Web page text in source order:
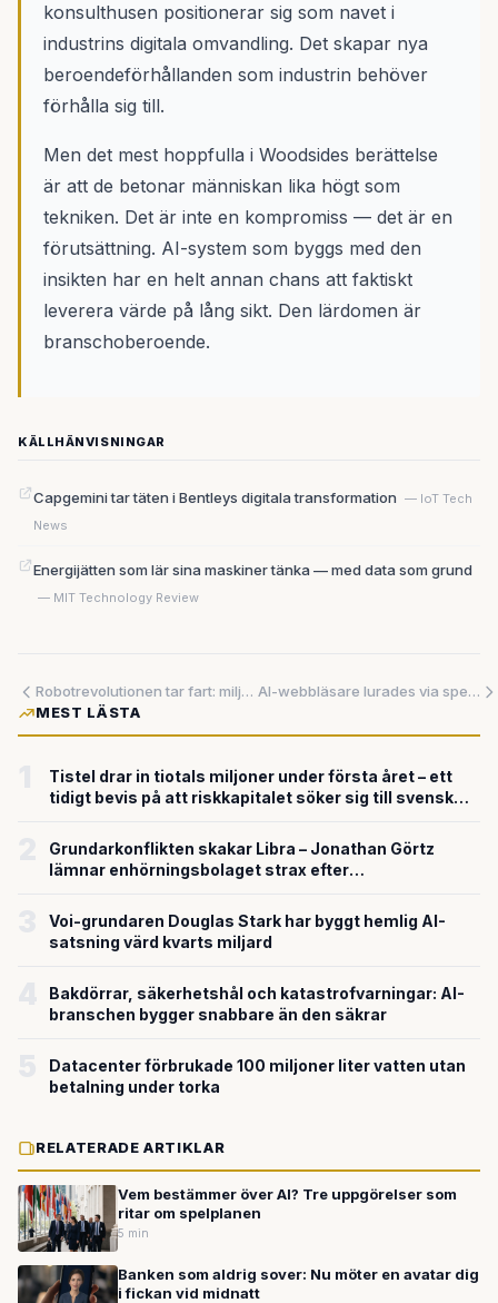
konsulthusen positionerar sig som navet i
industrins digitala omvandling. Det skapar nya
beroendeförhållanden som industrin behöver
förhålla sig till.
Men det mest hoppfulla i Woodsides berättelse
är att de betonar människan lika högt som
tekniken. Det är inte en kompromiss — det är en
förutsättning. AI-system som byggs med den
insikten har en helt annan chans att faktiskt
leverera värde på lång sikt. Den lärdomen är
branschoberoende.
KÄLLHÄNVISNINGAR
Capgemini tar täten i Bentleys digitala transformation — IoT Tech
News
Energijätten som lär sina maskiner tänka — med data som grund
— MIT Technology Review
Robotrevolutionen tar fart: miljardregnet öser ner över humanoida maskiner
AI-webbläsare lurades via spelknep – och 430 000 brandväggar hackades i 150 länder
MEST LÄSTA
Tistel drar in tiotals miljoner under första året – ett
tidigt bevis på att riskkapitalet söker sig till svensk
Grundarkonflikten skakar Libra – Jonathan Görtz
lämnar enhörningsbolaget strax efter
Voi-grundaren Douglas Stark har byggt hemlig AI-
satsning värd kvarts miljard
Bakdörrar, säkerhetshål och katastrofvarningar: AI-
branschen bygger snabbare än den säkrar
Datacenter förbrukade 100 miljoner liter vatten utan
betalning under torka
RELATERADE ARTIKLAR
Vem bestämmer över AI? Tre uppgörelser som
ritar om spelplanen
5 min
Banken som aldrig sover: Nu möter en avatar dig
i fickan vid midnatt